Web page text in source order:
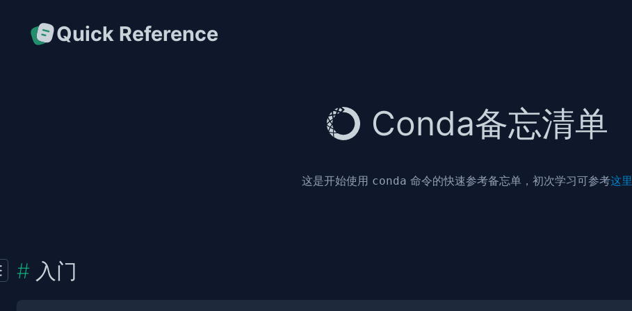
Quick Reference
Conda备忘清单
这是开始使用 conda 命令的快速参考备忘单，初次学习可参考这里
入门